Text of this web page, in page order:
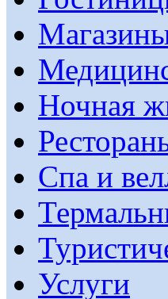
Ночная
Спа и
Услуги